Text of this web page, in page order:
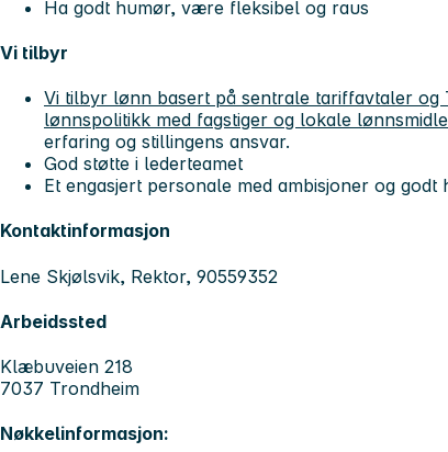
Ha godt humør, være fleksibel og raus
Vi tilbyr
Vi tilbyr lønn basert på sentrale tariffavtaler og
lønnspolitikk med fagstiger og lokale
erfaring og stillingens ansvar.
God støtte i lederteamet
Et engasjert personale med ambisjoner og godt
Kontaktinformasjon
Lene Skjølsvik, Rektor, 90559352
Arbeidssted
Klæbuveien 218
7037 Trondheim
Nøkkelinformasjon: